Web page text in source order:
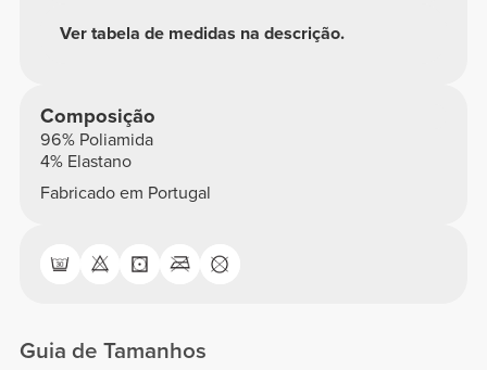
Ver tabela de medidas na descrição.
Composição
96% Poliamida
4% Elastano
Fabricado em Portugal
Guia de Tamanhos